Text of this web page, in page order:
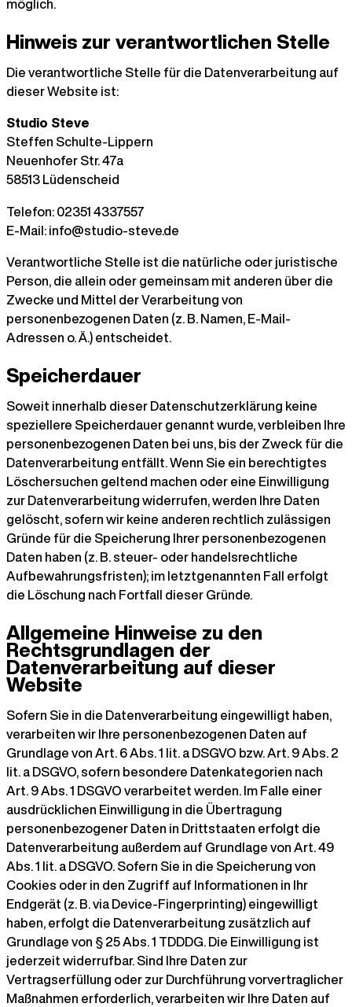
möglich.
Hinweis zur verantwortlichen Stelle
Die verantwortliche Stelle für die Datenverarbeitung auf
dieser Website ist:
Studio Steve
Steffen Schulte-Lippern
Neuenhofer Str. 47a
58513 Lüdenscheid
Telefon: 02351 4337557
E-Mail: info@studio-steve.de
Verantwortliche Stelle ist die natürliche oder juristische
Person, die allein oder gemeinsam mit anderen über die
Zwecke und Mittel der Verarbeitung von
personenbezogenen Daten (z. B. Namen, E-Mail-
Adressen o. Ä.) entscheidet.
Speicherdauer
Soweit innerhalb dieser Datenschutzerklärung keine
speziellere Speicherdauer genannt wurde, verbleiben Ihre
personenbezogenen Daten bei uns, bis der Zweck für die
Datenverarbeitung entfällt. Wenn Sie ein berechtigtes
Löschersuchen geltend machen oder eine Einwilligung
zur Datenverarbeitung widerrufen, werden Ihre Daten
gelöscht, sofern wir keine anderen rechtlich zulässigen
Gründe für die Speicherung Ihrer personenbezogenen
Daten haben (z. B. steuer- oder handelsrechtliche
Aufbewahrungsfristen); im letztgenannten Fall erfolgt
die Löschung nach Fortfall dieser Gründe.
Allgemeine Hinweise zu den
Rechtsgrundlagen der
Datenverarbeitung auf dieser
Website
Sofern Sie in die Datenverarbeitung eingewilligt haben,
verarbeiten wir Ihre personenbezogenen Daten auf
Grundlage von Art. 6 Abs. 1 lit. a DSGVO bzw. Art. 9 Abs. 2
lit. a DSGVO, sofern besondere Datenkategorien nach
Art. 9 Abs. 1 DSGVO verarbeitet werden. Im Falle einer
ausdrücklichen Einwilligung in die Übertragung
personenbezogener Daten in Drittstaaten erfolgt die
Datenverarbeitung außerdem auf Grundlage von Art. 49
Abs. 1 lit. a DSGVO. Sofern Sie in die Speicherung von
Cookies oder in den Zugriff auf Informationen in Ihr
Endgerät (z. B. via Device-Fingerprinting) eingewilligt
haben, erfolgt die Datenverarbeitung zusätzlich auf
Grundlage von § 25 Abs. 1 TDDDG. Die Einwilligung ist
jederzeit widerrufbar. Sind Ihre Daten zur
Vertragserfüllung oder zur Durchführung vorvertraglicher
Maßnahmen erforderlich, verarbeiten wir Ihre Daten auf